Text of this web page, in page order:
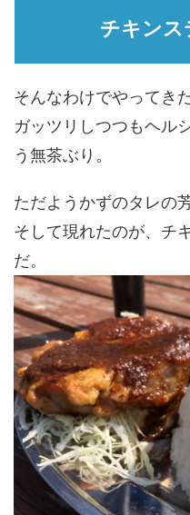
チキンス
そんなわけでやってき
ガッツリしつつもヘル
う無茶ぶり。
ただようかずのタレの
そして現れたのが、チ
だ。